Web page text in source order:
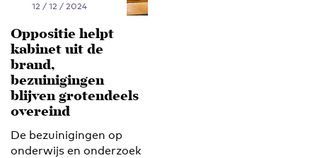
12 / 12 / 2024
Oppositie helpt
kabinet uit de
brand,
bezuinigingen
blijven grotendeels
overeind
De bezuinigingen op
onderwijs en onderzoek